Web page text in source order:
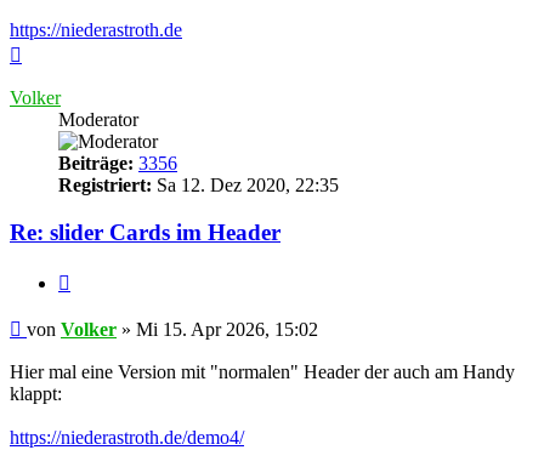
https://niederastroth.de
Volker
Moderator
Beiträge: 3356
Registriert: Sa 12. Dez 2020, 22:35
Re: slider Cards im Header
Ungelesener
von Volker » Mi 15. Apr 2026, 15:02
Hier mal eine Version mit "normalen" Header der auch am Handy
klappt:
https://niederastroth.de/demo4/